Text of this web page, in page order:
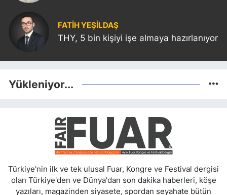
FATIH YEŞİLDAŞ
THY, 5 bin kişiyi işe almaya hazırlanıyor
Yükleniyor...
Türkiye'nin ilk ve tek ulusal Fuar, Kongre ve Festival dergisi
olan Türkiye'den ve Dünya'dan son dakika haberleri, köşe
yazıları, magazinden siyasete, spordan seyahate bütün